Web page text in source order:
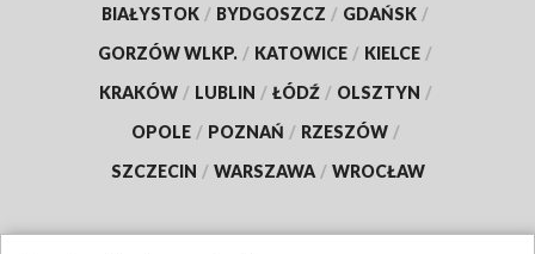
BIAŁYSTOK / BYDGOSZCZ / GDAŃSK /
GORZÓW WLKP. / KATOWICE / KIELCE /
KRAKÓW / LUBLIN / ŁÓDŹ / OLSZTYN /
OPOLE / POZNAŃ / RZESZÓW /
SZCZECIN / WARSZAWA / WROCŁAW